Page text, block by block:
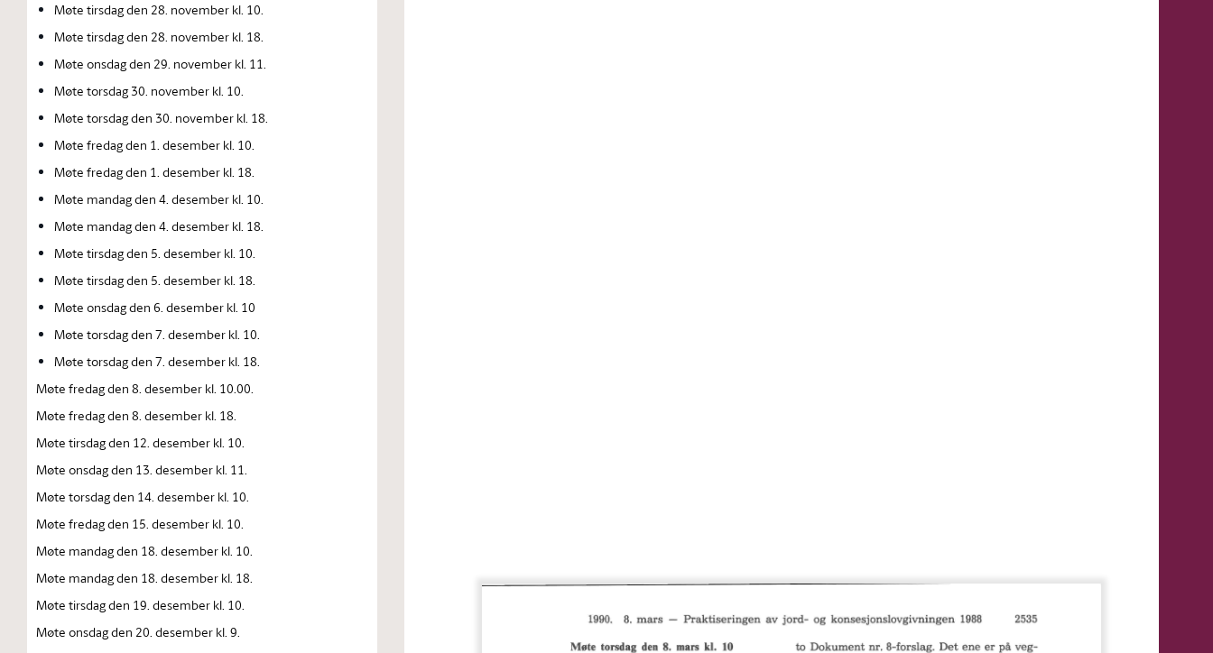
Møte tirsdag den 28. november kl. 10.
Møte tirsdag den 28. november kl. 18.
Møte onsdag den 29. november kl. 11.
Møte torsdag 30. november kl. 10.
Møte torsdag den 30. november kl. 18.
Møte fredag den 1. desember kl. 10.
Møte fredag den 1. desember kl. 18.
Møte mandag den 4. desember kl. 10.
Møte mandag den 4. desember kl. 18.
Møte tirsdag den 5. desember kl. 10.
Møte tirsdag den 5. desember kl. 18.
Møte onsdag den 6. desember kl. 10
Møte torsdag den 7. desember kl. 10.
Møte torsdag den 7. desember kl. 18.
Møte fredag den 8. desember kl. 10.00.
Møte fredag den 8. desember kl. 18.
Møte tirsdag den 12. desember kl. 10.
Møte onsdag den 13. desember kl. 11.
Møte torsdag den 14. desember kl. 10.
Møte fredag den 15. desember kl. 10.
Møte mandag den 18. desember kl. 10.
Møte mandag den 18. desember kl. 18.
Møte tirsdag den 19. desember kl. 10.
Møte onsdag den 20. desember kl. 9.